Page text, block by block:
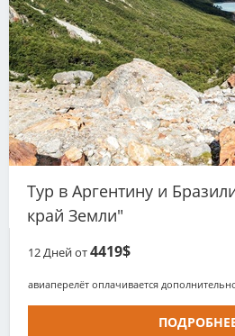
Тур в Аргентину и
край Земли"
12Дней от4419$
авиаперелёт оплачивается